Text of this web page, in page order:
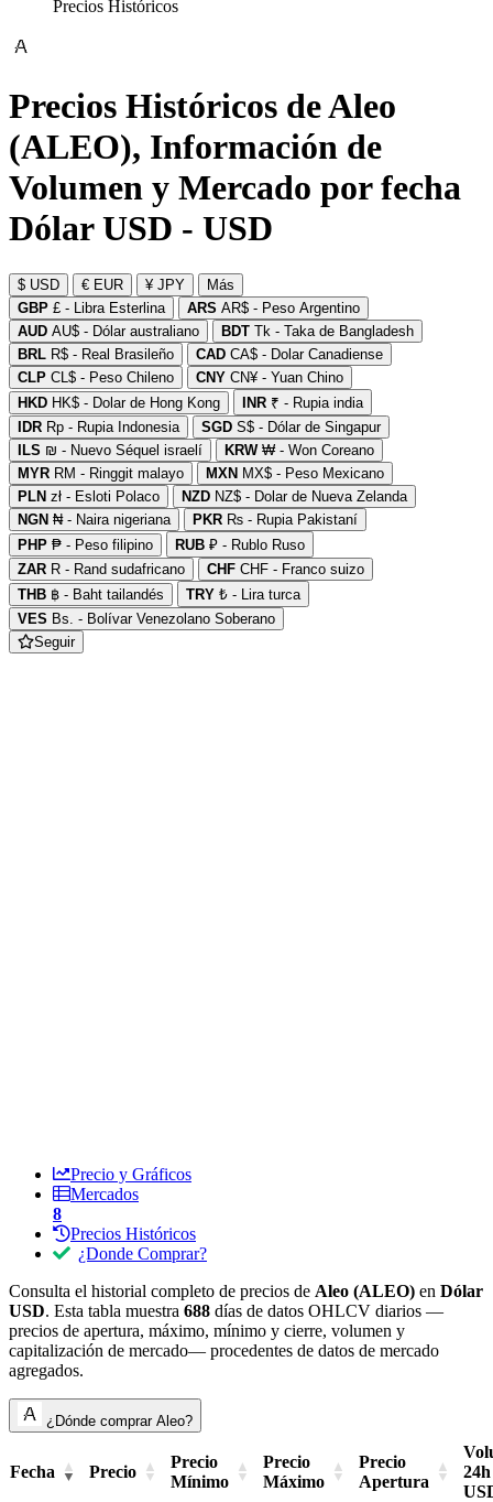
Precios Históricos
Precios Históricos de Aleo
(ALEO), Información de
Volumen y Mercado por fecha
Dólar USD - USD
$ USD € EUR ¥ JPY
Más
GBP £ - Libra Esterlina ARS AR$ - Peso Argentino
AUD AU$ - Dólar australiano BDT Tk - Taka de Bangladesh
BRL R$ - Real Brasileño CAD CA$ - Dolar Canadiense
CLP CL$ - Peso Chileno CNY CN¥ - Yuan Chino
HKD HK$ - Dolar de Hong Kong INR ₹ - Rupia india
IDR Rp - Rupia Indonesia SGD S$ - Dólar de Singapur
ILS ₪ - Nuevo Séquel israelí KRW₩ - Won Coreano
MYR RM - Ringgit malayo MXN MX$ - Peso Mexicano
PLN zł - Esloti Polaco NZD NZ$ - Dolar de Nueva Zelanda
NGN ₦ - Naira nigeriana PKR ₨ - Rupia Pakistaní
PHP ₱ - Peso filipino RUB ₽ - Rublo Ruso
ZAR R - Rand sudafricano CHF CHF - Franco suizo
THB ฿ - Baht tailandés TRY ₺ - Lira turca
VES Bs. - Bolívar Venezolano Soberano
Seguir
Precio y Gráficos
Mercados
8
Precios Históricos
¿Donde Comprar?
Consulta el historial completo de precios de Aleo (ALEO) en Dólar
USD. Esta tabla muestra 688 días de datos OHLCV diarios —
precios de apertura, máximo, mínimo y cierre, volumen y
capitalización de mercado— procedentes de datos de mercado
agregados.
¿Dónde comprar Aleo?
Fecha Precio
Precio
Mínimo
Precio
Máximo
Precio
Apertura
24h